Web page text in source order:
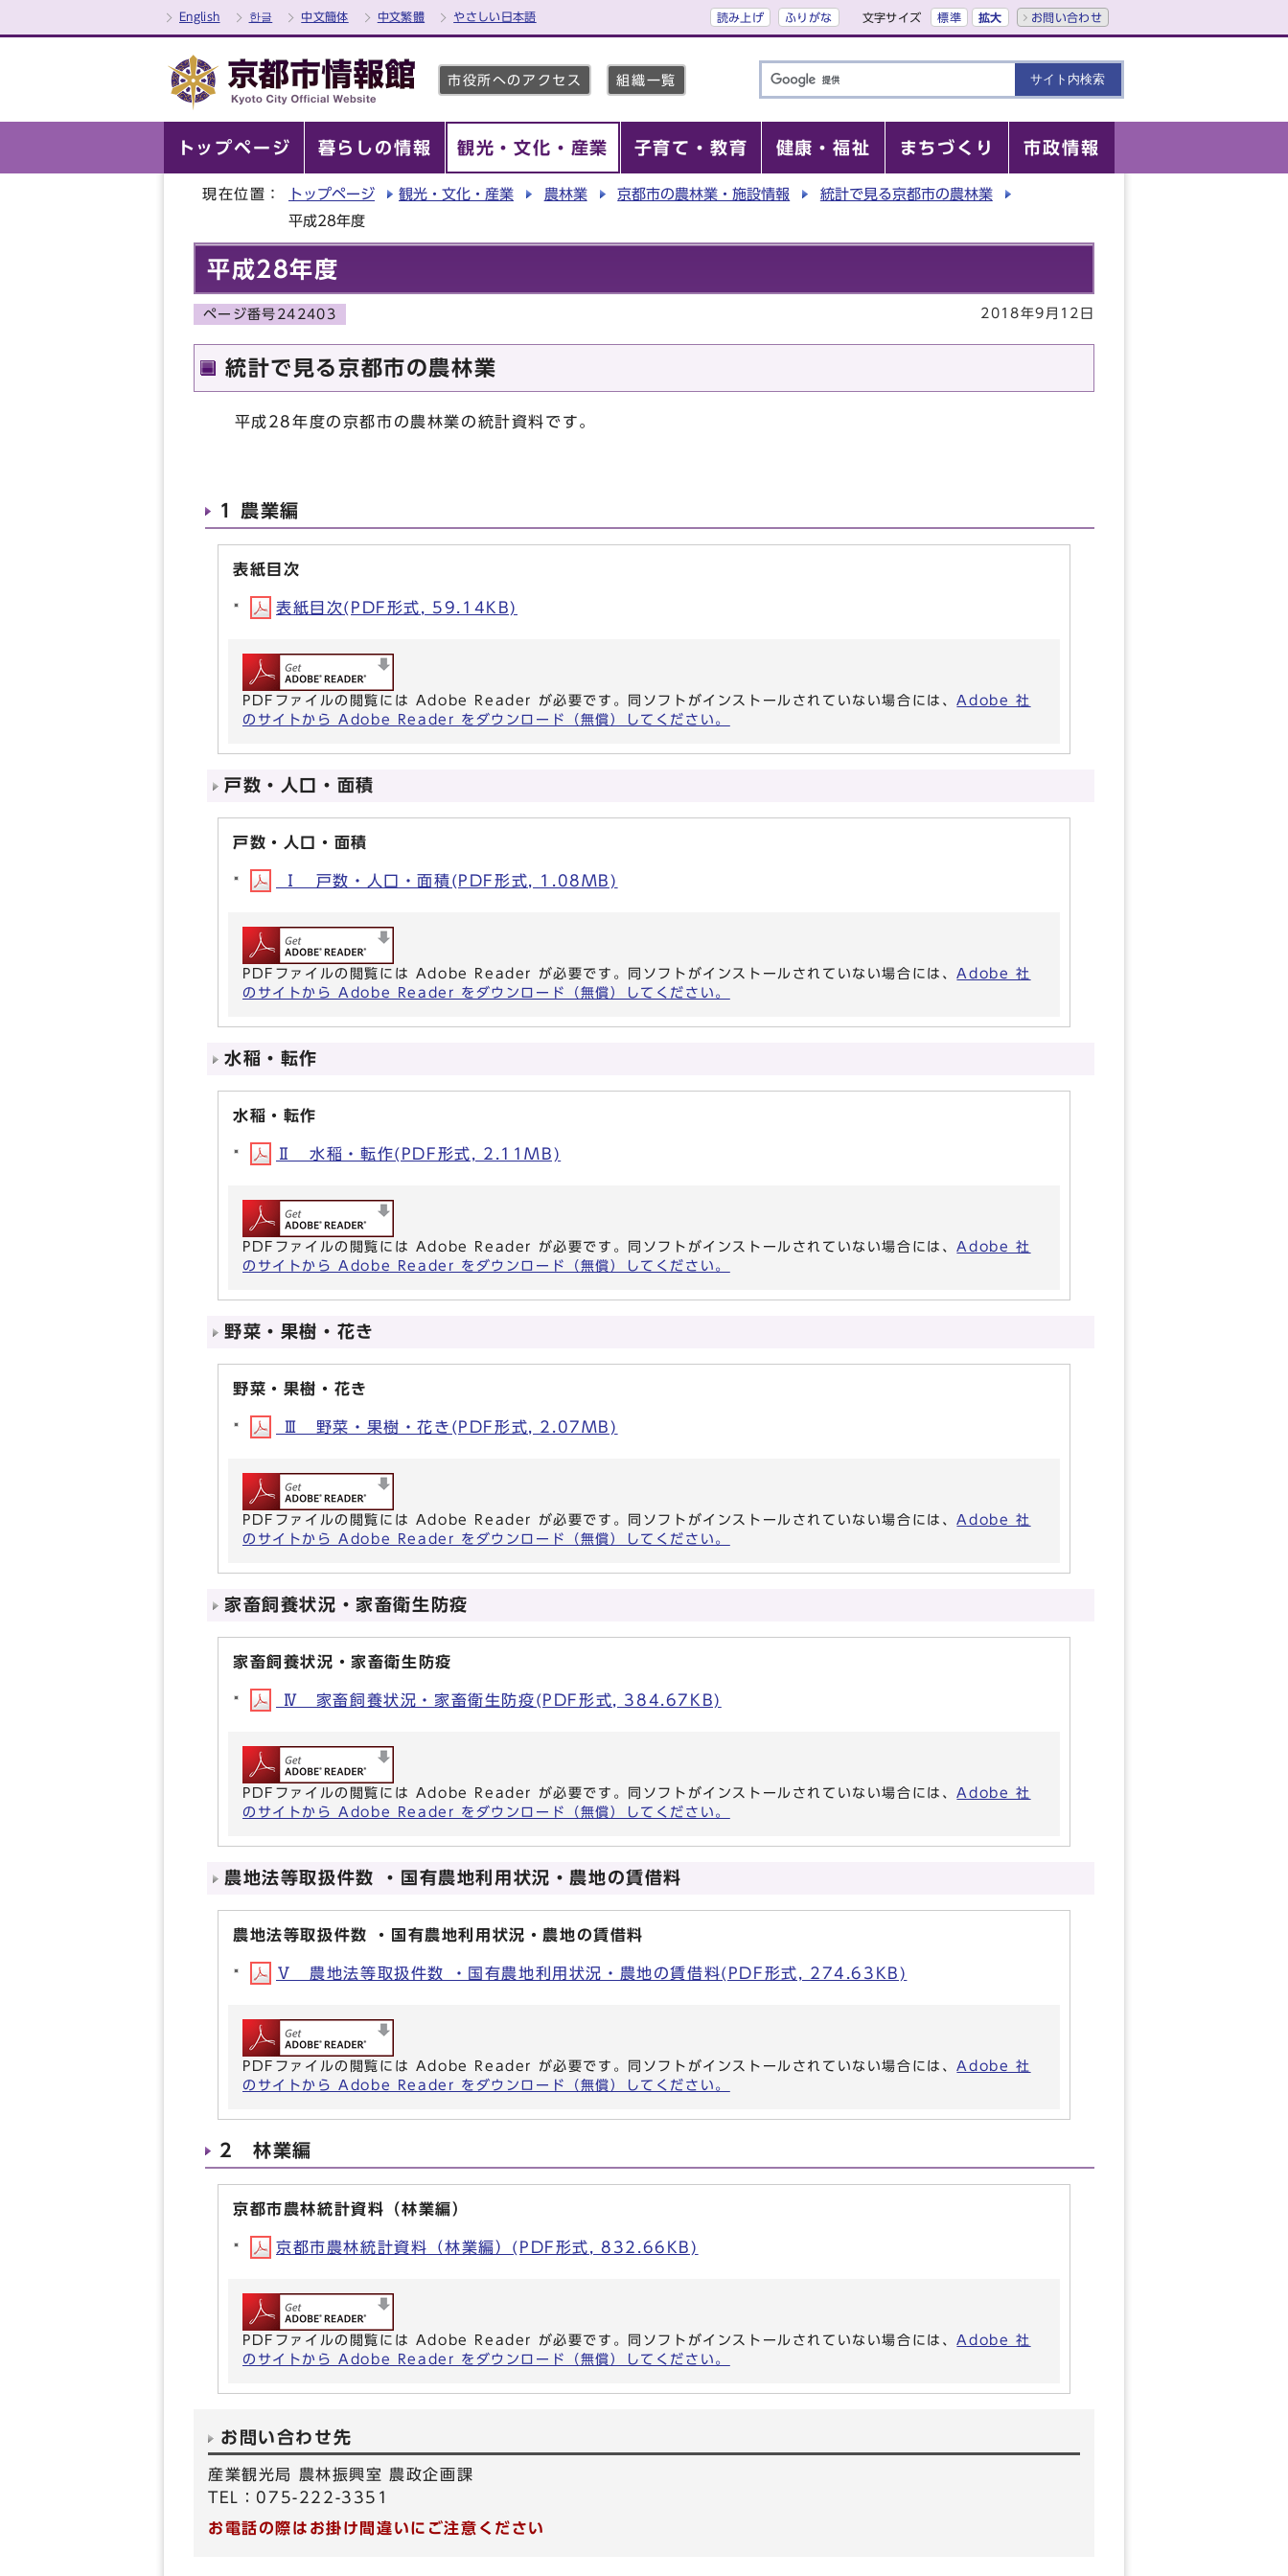
English 한글 中文簡体 中文繁體 やさしい日本語 読み上げ ふりがな 文字サイズ 標準 拡大 お問い合わせ
市役所へのアクセス 組織一覧
トップページ 暮らしの情報 観光・文化・産業 子育て・教育 健康・福祉 まちづくり 市政情報
現在位置： トップページ 観光・文化・産業 農林業 京都市の農林業・施設情報
統計で見る京都市の農林業
平成28年度
平成28年度
ページ番号242403 2018年9月12日
統計で見る京都市の農林業
平成28年度の京都市の農林業の統計資料です。
1 農業編
表紙目次
表紙目次(PDF形式, 59.14KB)
PDFファイルの閲覧には Adobe Reader が必要です。同ソフトがインストールされていない場合には、Adobe 社
のサイトから Adobe Reader をダウンロード（無償）してください。
戸数・人口・面積
戸数・人口・面積
Ⅰ 戸数・人口・面積(PDF形式, 1.08MB)
PDFファイルの閲覧には Adobe Reader が必要です。同ソフトがインストールされていない場合には、Adobe 社
のサイトから Adobe Reader をダウンロード（無償）してください。
水稲・転作
水稲・転作
Ⅱ 水稲・転作(PDF形式, 2.11MB)
PDFファイルの閲覧には Adobe Reader が必要です。同ソフトがインストールされていない場合には、Adobe 社
のサイトから Adobe Reader をダウンロード（無償）してください。
野菜・果樹・花き
野菜・果樹・花き
Ⅲ 野菜・果樹・花き(PDF形式, 2.07MB)
PDFファイルの閲覧には Adobe Reader が必要です。同ソフトがインストールされていない場合には、Adobe 社
のサイトから Adobe Reader をダウンロード（無償）してください。
家畜飼養状況・家畜衛生防疫
家畜飼養状況・家畜衛生防疫
Ⅳ 家畜飼養状況・家畜衛生防疫(PDF形式, 384.67KB)
PDFファイルの閲覧には Adobe Reader が必要です。同ソフトがインストールされていない場合には、Adobe 社
のサイトから Adobe Reader をダウンロード（無償）してください。
農地法等取扱件数 ・国有農地利用状況・農地の賃借料
農地法等取扱件数 ・国有農地利用状況・農地の賃借料
Ⅴ 農地法等取扱件数 ・国有農地利用状況・農地の賃借料(PDF形式, 274.63KB)
PDFファイルの閲覧には Adobe Reader が必要です。同ソフトがインストールされていない場合には、Adobe 社
のサイトから Adobe Reader をダウンロード（無償）してください。
2 林業編
京都市農林統計資料（林業編）
京都市農林統計資料（林業編）(PDF形式, 832.66KB)
PDFファイルの閲覧には Adobe Reader が必要です。同ソフトがインストールされていない場合には、Adobe 社
のサイトから Adobe Reader をダウンロード（無償）してください。
お問い合わせ先
産業観光局 農林振興室 農政企画課
TEL：075-222-3351
お電話の際はお掛け間違いにご注意ください